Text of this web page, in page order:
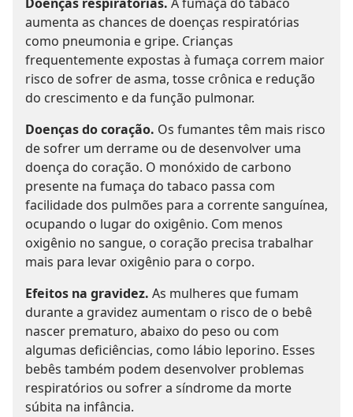
Doenças respiratórias. A fumaça do tabaco
aumenta as chances de doenças respiratórias
como pneumonia e gripe. Crianças
frequentemente expostas à fumaça correm maior
risco de sofrer de asma, tosse crônica e redução
do crescimento e da função pulmonar.
Doenças do coração. Os fumantes têm mais risco
de sofrer um derrame ou de desenvolver uma
doença do coração. O monóxido de carbono
presente na fumaça do tabaco passa com
facilidade dos pulmões para a corrente sanguínea,
ocupando o lugar do oxigênio. Com menos
oxigênio no sangue, o coração precisa trabalhar
mais para levar oxigênio para o corpo.
Efeitos na gravidez. As mulheres que fumam
durante a gravidez aumentam o risco de o bebê
nascer prematuro, abaixo do peso ou com
algumas deficiências, como lábio leporino. Esses
bebês também podem desenvolver problemas
respiratórios ou sofrer a síndrome da morte
súbita na infância.